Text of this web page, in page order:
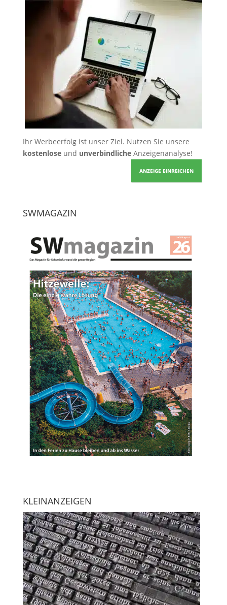
Ihr Werbeerfolg ist unser Ziel. Nutzen Sie unsere
kostenloseund unverbindlicheAnzeigenanalyse!
ANZEIGE EINREICHEN
SWMAGAZIN
KLEINANZEIGEN